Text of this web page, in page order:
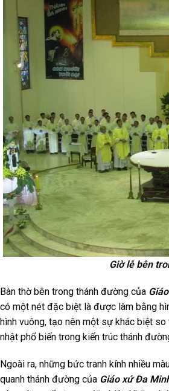
Giờ lễ bên
Bàn thờ bên trong thánh đường của
có một nét đặc biệt là được làm bằng
hình vuông, tạo nên một sự khác biệt
nhật phổ biến trong kiến trúc thánh
Ngoài ra, những bức tranh kính nhiều
quanh thánh đường của Giáo xứ Đa